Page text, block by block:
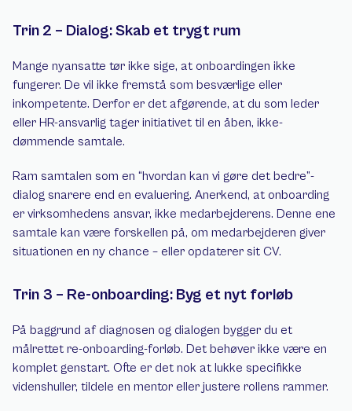
Trin 2 – Dialog: Skab et trygt rum
Mange nyansatte tør ikke sige, at onboardingen ikke
fungerer. De vil ikke fremstå som besværlige eller
inkompetente. Derfor er det afgørende, at du som leder
eller HR-ansvarlig tager initiativet til en åben, ikke-
dømmende samtale.
Ram samtalen som en “hvordan kan vi gøre det bedre”-
dialog snarere end en evaluering. Anerkend, at onboarding
er virksomhedens ansvar, ikke medarbejderens. Denne ene
samtale kan være forskellen på, om medarbejderen giver
situationen en ny chance – eller opdaterer sit CV.
Trin 3 – Re-onboarding: Byg et nyt forløb
På baggrund af diagnosen og dialogen bygger du et
målrettet re-onboarding-forløb. Det behøver ikke være en
komplet genstart. Ofte er det nok at lukke specifikke
videnshuller, tildele en mentor eller justere rollens rammer.